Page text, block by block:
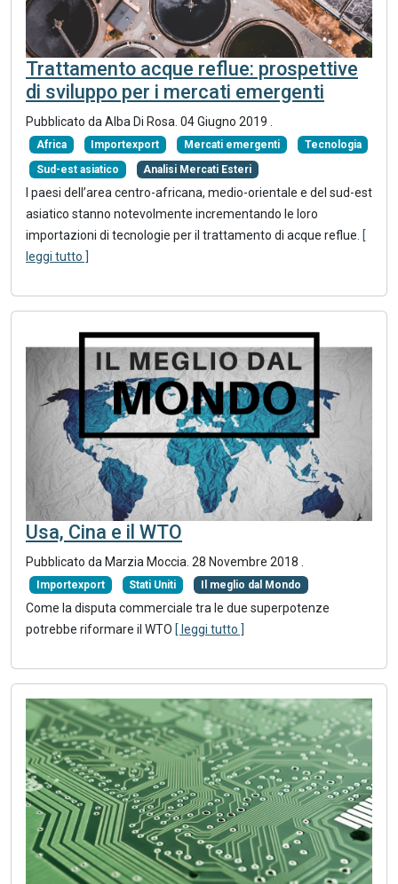
Trattamento acque reflue: prospettive
di sviluppo per i mercati emergenti
Pubblicato da Alba Di Rosa. 04 Giugno 2019
Africa Importexport Mercati emergenti Tecnologia
Sud-est asiatico Analisi Mercati Esteri
I paesi dell’area centro-africana, medio-orientale e del sud-est
asiatico stanno notevolmente incrementando le loro
importazioni di tecnologie per il trattamento di acque reflue. [
leggi tutto ]
Usa, Cina e il WTO
Pubblicato da Marzia Moccia. 28 Novembre 2018
Importexport Stati Uniti Il meglio dal Mondo
Come la disputa commerciale tra le due superpotenze
potrebbe riformare il WTO [ leggi tutto ]